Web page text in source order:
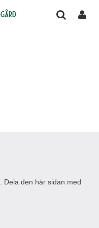
gård
Dela den här sidan med